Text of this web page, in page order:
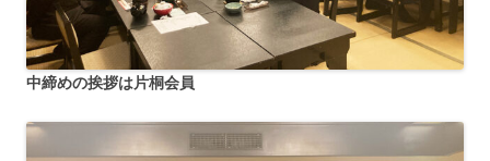
中締めの挨拶は片桐会員